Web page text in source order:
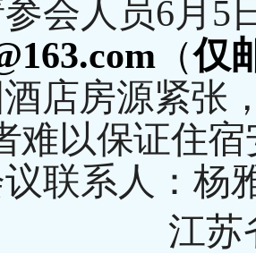
会人员6月5
（仅
酒店房源紧张
难以保证住
联系人：杨
江苏